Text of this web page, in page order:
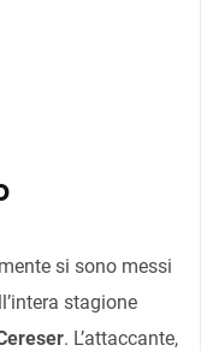
si sono messi
stagione
. L’attaccante,